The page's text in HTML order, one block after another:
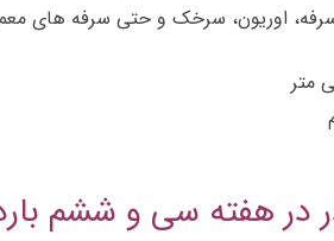
اوریون، سرخک و حتی سرفه های
در هفته سی و ششم